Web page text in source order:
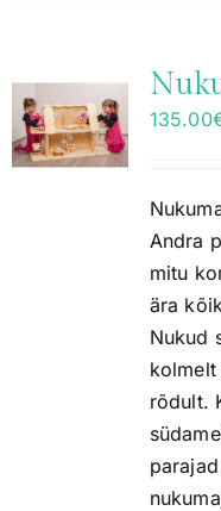
135.00
Andra
mitu
ära
Nukud
rõdult.